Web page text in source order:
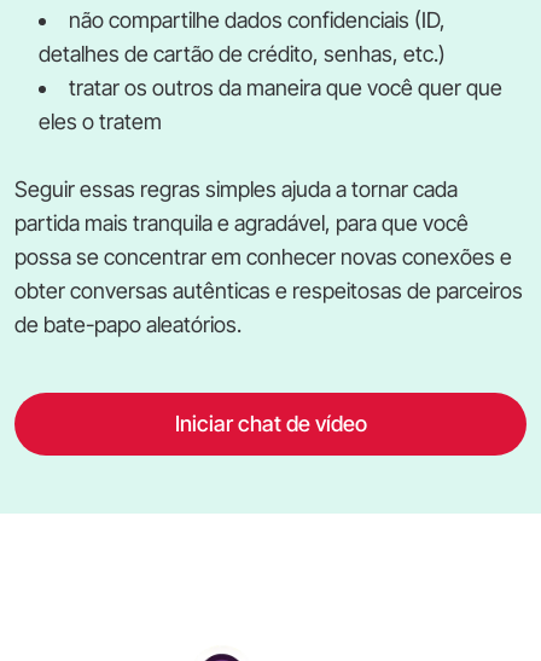
não compartilhe dados confidenciais (ID,
detalhes de cartão de crédito, senhas, etc.)
tratar os outros da maneira que você quer que
eles o tratem
Seguir essas regras simples ajuda a tornar cada
partida mais tranquila e agradável, para que você
possa se concentrar em conhecer novas conexões e
obter conversas autênticas e respeitosas de parceiros
de bate-papo aleatórios.
Iniciar chat de vídeo